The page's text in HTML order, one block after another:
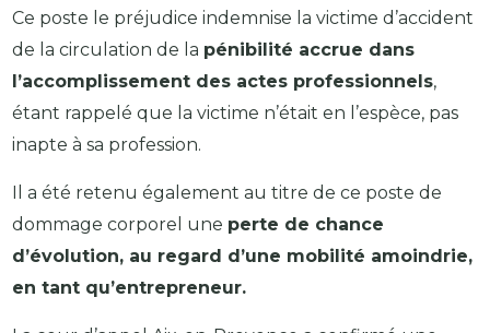
Ce poste le préjudice indemnise la victime d’accident
de la circulation de la pénibilité accrue dans
l’accomplissement des actes professionnels,
étant rappelé que la victime n’était en l’espèce, pas
inapte à sa profession.
Il a été retenu également au titre de ce poste de
dommage corporel une perte de chance
d’évolution, au regard d’une mobilité amoindrie,
en tant qu’entrepreneur.